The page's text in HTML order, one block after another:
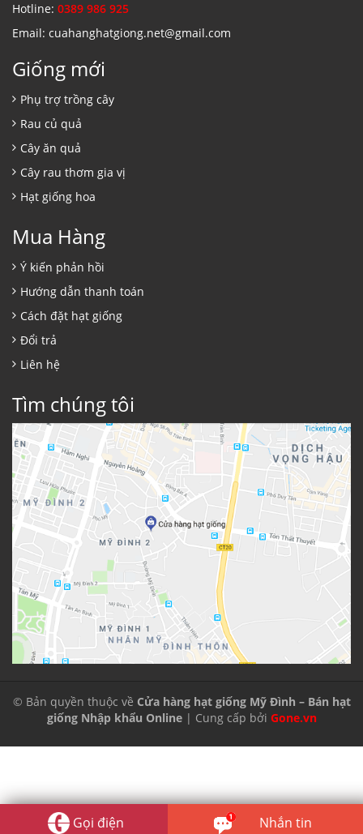
Hotline: 0389 986 925
Email: cuahanghatgiong.net@gmail.com
Giống mới
Phụ trợ trồng cây
Rau củ quả
Cây ăn quả
Cây rau thơm gia vị
Hạt giống hoa
Mua Hàng
Ý kiến phản hồi
Hướng dẫn thanh toán
Cách đặt hạt giống
Đổi trả
Liên hệ
Tìm chúng tôi
© Bản quyền thuộc về Cửa hàng hạt giống Mỹ Đình – Bán hạt
giống Nhập khẩu Online| Cung cấp bởi Gone.vn
Gọi điện Nhắn tin